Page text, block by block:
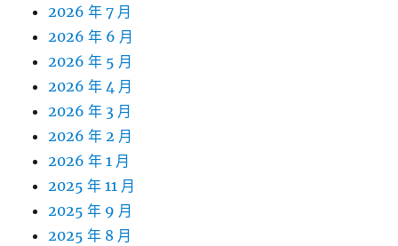
2026 年 7 月
2026 年 6 月
2026 年 5 月
2026 年 4 月
2026 年 3 月
2026 年 2 月
2026 年 1 月
2025 年 11 月
2025 年 9 月
2025 年 8 月